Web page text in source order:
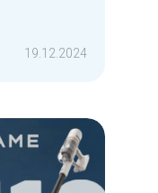
19.12.2024